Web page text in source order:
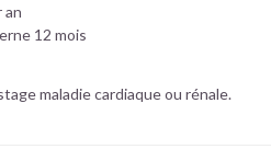
an
12 mois
maladie cardiaque ou rénale.